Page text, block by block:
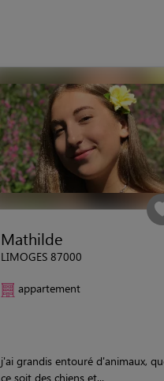
Mathilde
LIMOGES 87000
appartement
j'ai grandis entouré d'animaux,
ce soit des chiens et...